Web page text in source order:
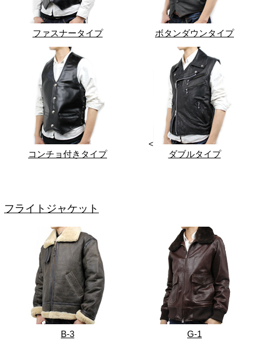
ファスナータイプ ボタンダウンタイプ
コンチョ付きタイプ
<
ダブルタイプ
フライトジャケット
B-3 G-1